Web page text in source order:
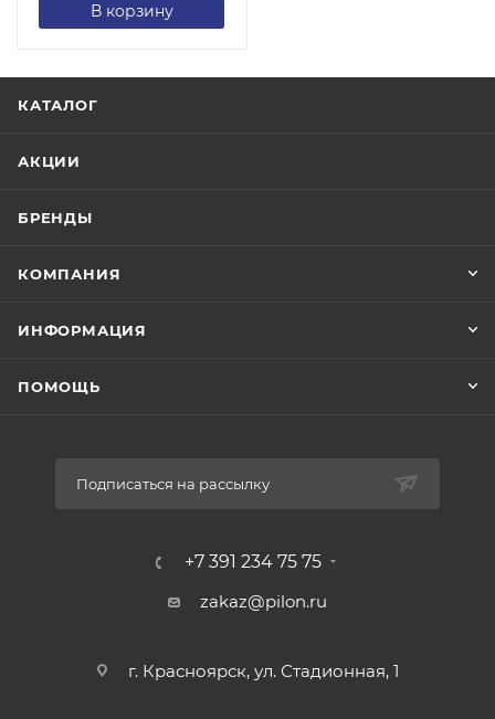
В корзину
КАТАЛОГ
АКЦИИ
БРЕНДЫ
КОМПАНИЯ
ИНФОРМАЦИЯ
ПОМОЩЬ
Подписаться на рассылку
+7 391 234 75 75
zakaz@pilon.ru
г. Красноярск, ул. Стадионная, 1